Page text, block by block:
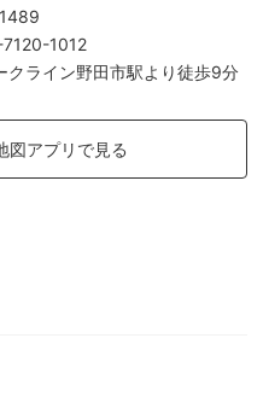
1012
クライン野田市駅より徒歩9分
図アプリで見る